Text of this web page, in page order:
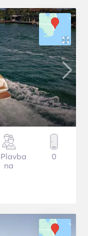
Plavba
na
0